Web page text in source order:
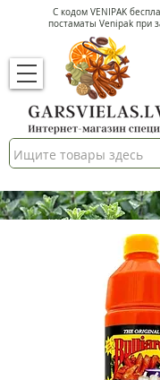
С кодом VENIPAK
постаматы Venipak при